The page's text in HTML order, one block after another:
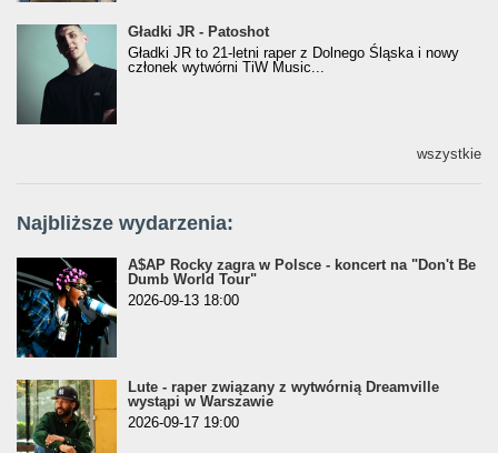
Gładki JR - Patoshot
Gładki JR - Patoshot
Gładki JR to 21-letni raper z Dolnego Śląska i nowy
członek wytwórni TiW Music...
wszystkie
Najbliższe wydarzenia:
A$AP Rocky zagra w Polsce - koncert na "Don't Be
Dumb World Tour"
2026-09-13 18:00
Lute - raper związany z wytwórnią Dreamville
wystąpi w Warszawie
2026-09-17 19:00